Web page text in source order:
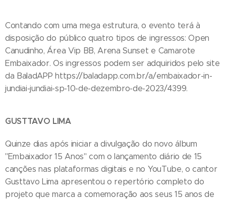
Contando com uma mega estrutura, o evento terá à
disposição do público quatro tipos de ingressos: Open
Canudinho, Área Vip BB, Arena Sunset e Camarote
Embaixador. Os ingressos podem ser adquiridos pelo site
da BaladAPP https://baladapp.com.br/a/embaixador-in-
jundiai-jundiai-sp-10-de-dezembro-de-2023/4399.
GUSTTAVO LIMA
Quinze dias após iniciar a divulgação do novo álbum
"Embaixador 15 Anos" com o lançamento diário de 15
canções nas plataformas digitais e no YouTube, o cantor
Gusttavo Lima apresentou o repertório completo do
projeto que marca a comemoração aos seus 15 anos de